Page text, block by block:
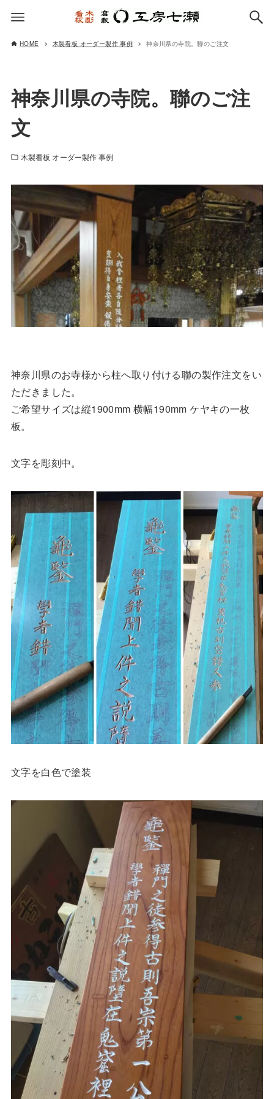
HOME 木製看板 オーダー製作 事例 神奈川県の寺院。聯のご注文
神奈川県の寺院。聯のご注
文
木製看板 オーダー製作 事例
神奈川県のお寺様から柱へ取り付ける聯の製作注文をい
ただきました。
ご希望サイズは縦1900mm 横幅190mm ケヤキの一枚
板。
文字を彫刻中。
文字を白色で塗装